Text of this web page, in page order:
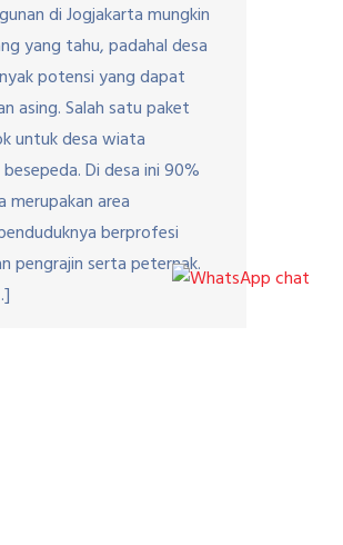
di Jogjakarta mungkin
yang tahu, padahal desa
potensi yang dapat
asing. Salah satu paket
untuk desa wiata
Di desa ini 90%
merupakan area
berprofesi
pengrajin serta peternak.